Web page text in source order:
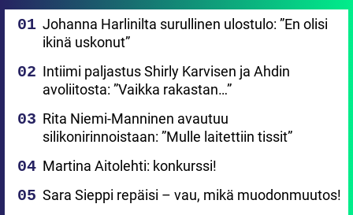
Johanna Harlinilta surullinen ulostulo: ”En olisi
ikinä uskonut”
Intiimi paljastus Shirly Karvisen ja Ahdin
avoliitosta: ”Vaikka rakastan…”
Rita Niemi-Manninen avautuu
silikonirinnoistaan: ”Mulle laitettiin tissit”
Martina Aitolehti: konkurssi!
Sara Sieppi repäisi – vau, mikä muodonmuutos!